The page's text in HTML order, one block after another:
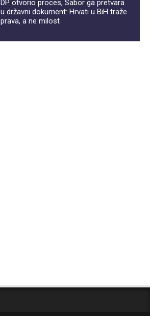
DP otvorio proces, Sabor ga pretvara
u državni dokument: Hrvati u BiH traže
prava, a ne milost